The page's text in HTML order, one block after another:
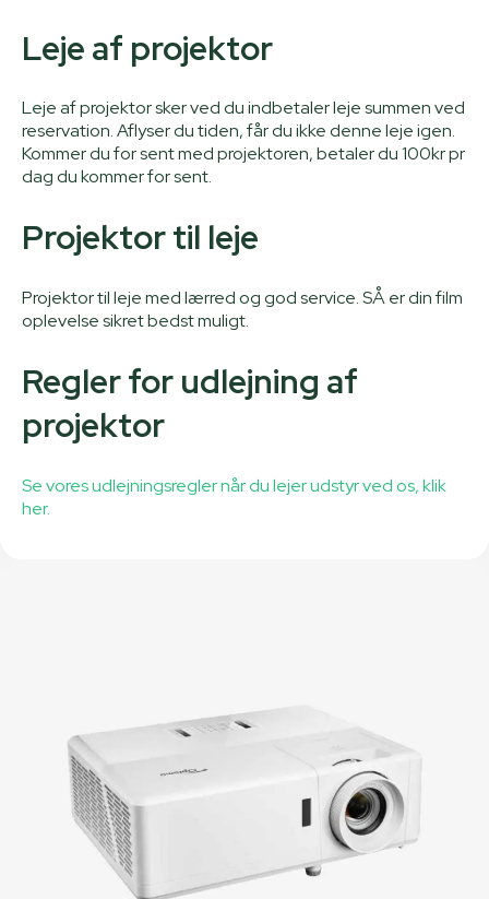
Leje af projektor
Leje af projektor sker ved du indbetaler leje summen ved
reservation. Aflyser du tiden, får du ikke denne leje igen.
Kommer du for sent med projektoren, betaler du 100kr pr
dag du kommer for sent.
Projektor til leje
Projektor til leje med lærred og god service. SÅ er din film
oplevelse sikret bedst muligt.
Regler for udlejning af
projektor
Se vores udlejningsregler når du lejer udstyr ved os, klik
her.